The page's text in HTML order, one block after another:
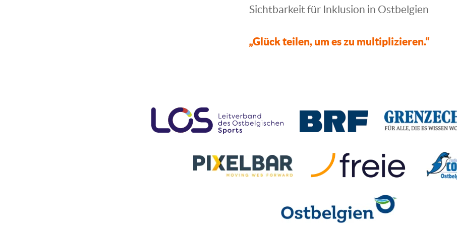
Sichtbarkeit für Inklusion in Ostbelgien
„Glück teilen, um es zu multiplizieren.“